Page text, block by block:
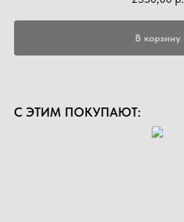
В корзину
С ЭТИМ ПОКУПАЮТ: